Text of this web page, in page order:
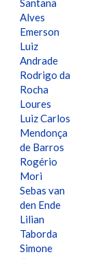
Santana
Alves
Emerson
Luiz
Andrade
Rodrigo da
Rocha
Loures
Luiz Carlos
Mendonça
de Barros
Rogério
Mori
Sebas van
den Ende
Lilian
Taborda
Simone